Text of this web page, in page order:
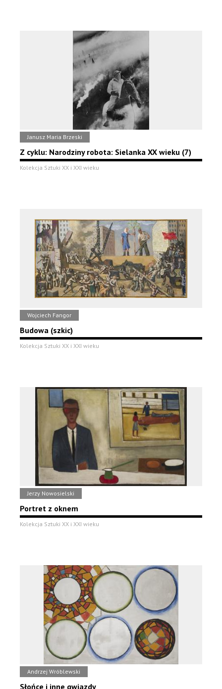
Janusz Maria Brzeski
Z cyklu: Narodziny robota: Sielanka XX wieku (7)
Kolekcja Sztuki XX i XXI wieku
Wojciech Fangor
Budowa (szkic)
Kolekcja Sztuki XX i XXI wieku
Jerzy Nowosielski
Portret z oknem
Kolekcja Sztuki XX i XXI wieku
Andrzej Wróblewski
Słońce i inne gwiazdy